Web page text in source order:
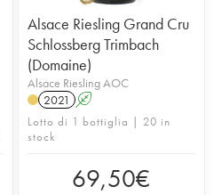
Alsace Riesling Grand Cru
Schlossberg Trimbach
(Domaine)
Alsace Riesling AOC
2021 A
Lotto di 1 bottiglia | 20 in
stock
69,50€